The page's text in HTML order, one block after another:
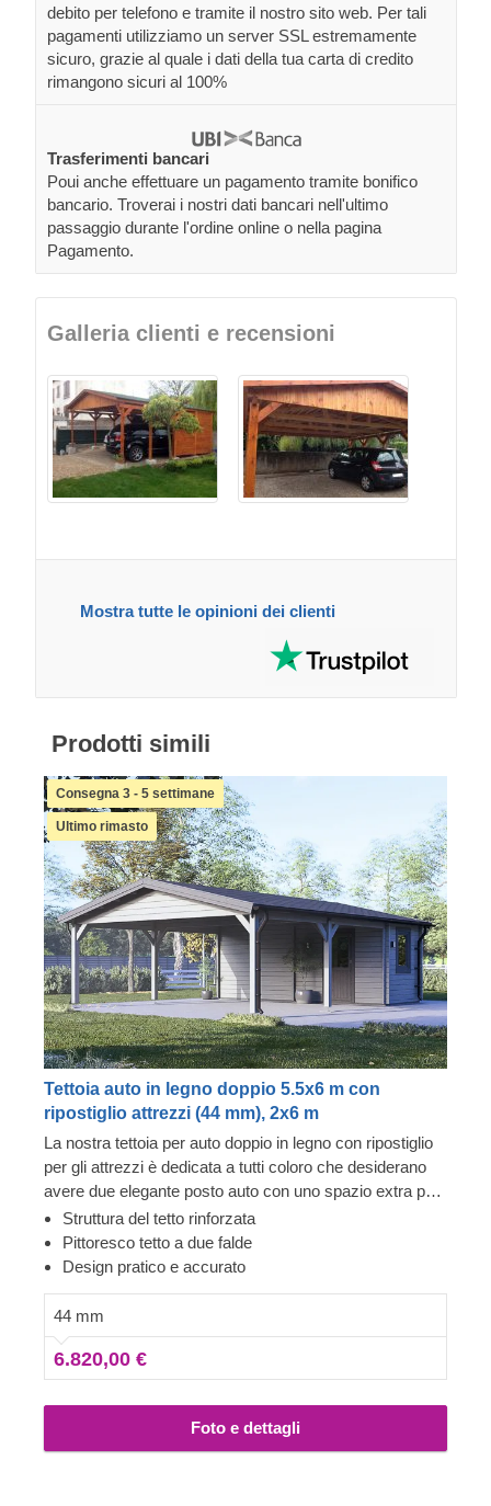
debito per telefono e tramite il nostro sito web. Per tali
pagamenti utilizziamo un server SSL estremamente
sicuro, grazie al quale i dati della tua carta di credito
rimangono sicuri al 100%
Trasferimenti bancari
Poui anche effettuare un pagamento tramite bonifico
bancario. Troverai i nostri dati bancari nell'ultimo
passaggio durante l'ordine online o nella pagina
Pagamento.
Galleria clienti e recensioni
Mostra tutte le opinioni dei clienti
Prodotti simili
Consegna 3 - 5 settimane
Ultimo rimasto
Tettoia auto in legno doppio 5.5x6 m con
ripostiglio attrezzi (44 mm), 2x6 m
La nostra tettoia per auto doppio in legno con ripostiglio
per gli attrezzi è dedicata a tutti coloro che desiderano
avere due elegante posto auto con uno spazio extra per
riporre i propri oggetti o da usare come area relax. Se
devi riparare le gomme o effettuare qualsiasi tipo di
riparazione, le tue auto sarrano sempre lì accanto a te.
molto spazio disponibile e offre una solida protezione alle
tue auto, evitando che si sporchi durante il giorno o la
notte. Siamo certi che questo sarà un acquisto di cui non
ti pentirai.
Struttura del tetto rinforzata
Pittoresco tetto a due falde
Design pratico e accurato
44 mm
6.820,00 €
Foto e dettagli